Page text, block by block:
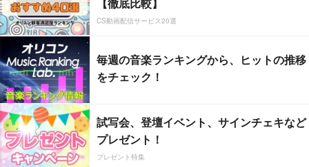
CS動画配信サービス20選
毎週の音楽ランキングから、ヒットの推移
をチェック！
試写会、登壇イベント、サインチェキなど
プレゼント！
プレゼント特集